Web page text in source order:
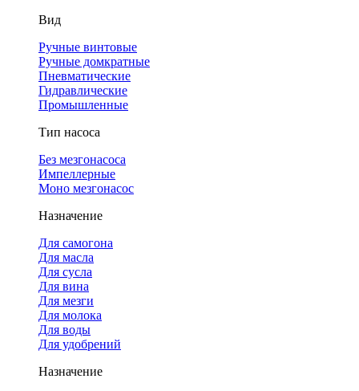
Вид
Ручные винтовые
Ручные домкратные
Пневматические
Гидравлические
Промышленные
Тип насоса
Без мезгонасоса
Импеллерные
Моно мезгонасос
Назначение
Для самогона
Для масла
Для сусла
Для вина
Для мезги
Для молока
Для воды
Для удобрений
Назначение